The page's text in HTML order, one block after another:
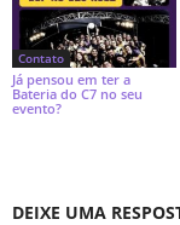
Contato
Já pensou em ter a
Bateria do C7 no seu
evento?
DEIXE UMA